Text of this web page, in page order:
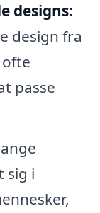
designs:
design fra
passe
sig i